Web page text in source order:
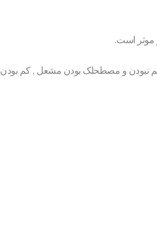
موثر است.
نبودن و مصطحلک بودن مشعل , کم بودن